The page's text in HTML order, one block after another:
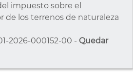
impuesto sobre el
de los terrenos de naturaleza
2026-000152-00 - Quedar